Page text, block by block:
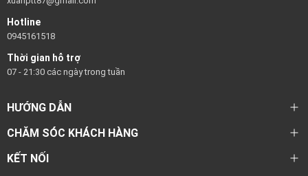
Hotline
0945161518
Thời gian hỗ trợ
07 - 21:30 các ngày trong tuần
HƯỚNG DẪN
CHĂM SÓC KHÁCH HÀNG
KẾT NỐI